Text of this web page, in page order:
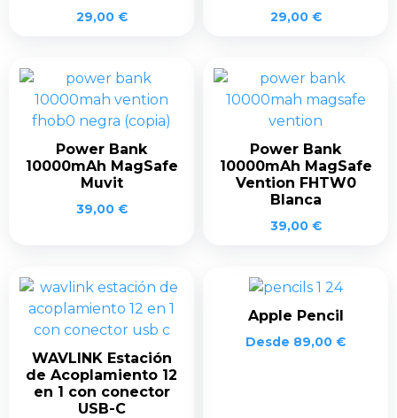
29,00 € 29,00 €
Power Bank
10000mAh MagSafe
Muvit
39,00 €
Power Bank
10000mAh MagSafe
Vention FHTW0
Blanca
39,00 €
WAVLINK Estación
de Acoplamiento 12
en 1 con conector
USB-C
Apple Pencil
Desde 89,00 €